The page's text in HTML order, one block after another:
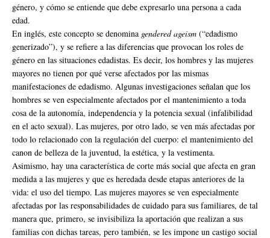
género, y cómo se entiende que debe expresarlo una persona a cada
edad.
En inglés, este concepto se denomina gendered ageism (“edadismo
generizado”), y se refiere a las diferencias que provocan los roles de
género en las situaciones edadistas. Es decir, los hombres y las mujeres
mayores no tienen por qué verse afectados por las mismas
manifestaciones de edadismo. Algunas investigaciones señalan que los
hombres se ven especialmente afectados por el mantenimiento a toda
cosa de la autonomía, independencia y la potencia sexual (infalibilidad
en el acto sexual). Las mujeres, por otro lado, se ven más afectadas por
todo lo relacionado con la regulación del cuerpo: el mantenimiento del
canon de belleza de la juventud, la estética, y la vestimenta.
Asimismo, hay una característica de corte más social que afecta en gran
medida a las mujeres y que es heredada desde etapas anteriores de la
vida: el uso del tiempo. Las mujeres mayores se ven especialmente
afectadas por las responsabilidades de cuidado para sus familiares, de tal
manera que, primero, se invisibiliza la aportación que realizan a sus
familias con dichas tareas, pero también, se les impone un castigo social